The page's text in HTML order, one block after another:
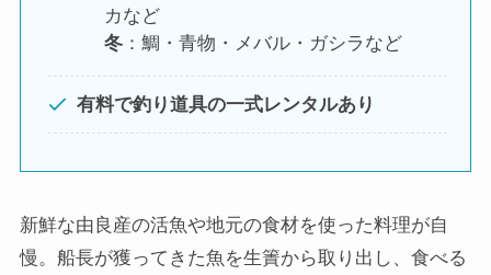
カなど
冬 ：鯛・青物・メバル・ガシラなど
有料で釣り道具の一式レンタルあり
新鮮な由良産の活魚や地元の食材を使った料理が自
慢。船長が獲ってきた魚を生簀から取り出し、食べる